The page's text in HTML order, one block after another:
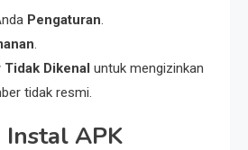
Pengaturan.
.
Tidak Dikenal untuk mengizinkan
tidak resmi.
Instal APK